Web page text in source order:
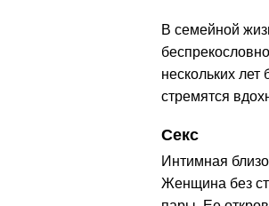
В семейной
нескольких
стремятся
Секс
Интимная
Женщина без